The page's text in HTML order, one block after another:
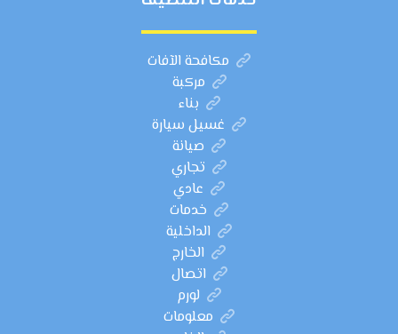
مكافحة الآفات
مركبة
بناء
غسيل سيارة
صيانة
تجاري
عادي
خدمات
الداخلية
الخارج
اتصال
لورم
معلومات